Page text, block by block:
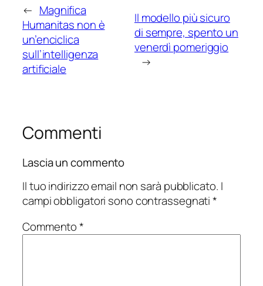
← Magnifica
Humanitas non è
un’enciclica
sull’intelligenza
artificiale
Il modello più sicuro
di sempre, spento un
venerdì pomeriggio
→
Commenti
Lascia un commento
Il tuo indirizzo email non sarà pubblicato. I
campi obbligatori sono contrassegnati*
Commento*